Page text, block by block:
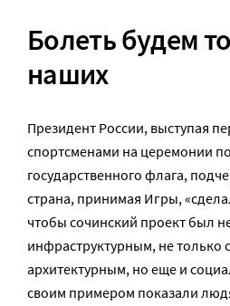
Болеть будем
наших
Президент России, выступая
спортсменами на церемонии
государственного флага,
страна, принимая Игры,
чтобы сочинский проект был
инфраструктурным, не только
архитектурным, но еще и
своим примером показали